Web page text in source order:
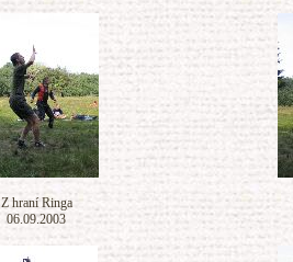
Z hraní Ringa
06.09.2003